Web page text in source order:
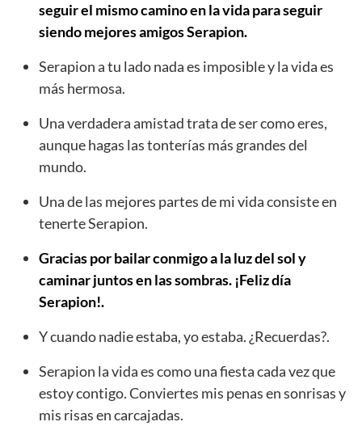
seguir el mismo camino en la vida para seguir
siendo mejores amigos Serapion.
Serapion a tu lado nada es imposible y la vida es
más hermosa.
Una verdadera amistad trata de ser como eres,
aunque hagas las tonterías más grandes del
mundo.
Una de las mejores partes de mi vida consiste en
tenerte Serapion.
Gracias por bailar conmigo a la luz del sol y
caminar juntos en las sombras. ¡Feliz día
Serapion!.
Y cuando nadie estaba, yo estaba. ¿Recuerdas?.
Serapion la vida es como una fiesta cada vez que
estoy contigo. Conviertes mis penas en sonrisas y
mis risas en carcajadas.